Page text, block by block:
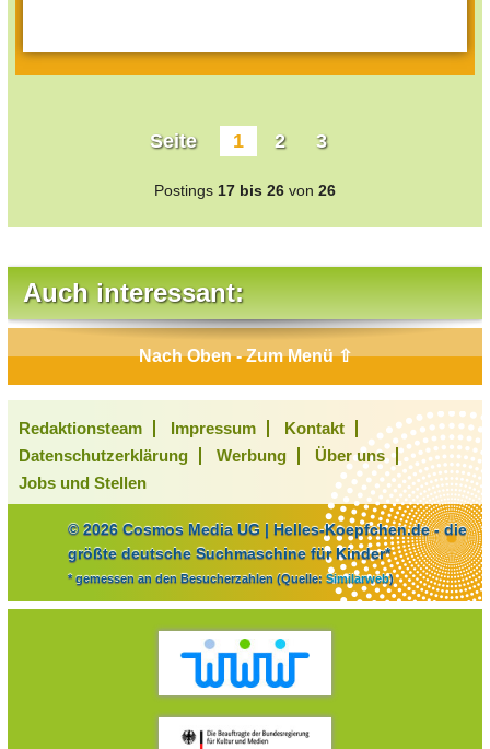
Seite 1 2 3
Postings 17 bis 26 von 26
Auch interessant:
Nach Oben - Zum Menü ⇧
Redaktionsteam Impressum
Kontakt
Datenschutzerklärung
Werbung
Über uns
Jobs und Stellen
© 2026 Cosmos Media UG | Helles-Koepfchen.de - die
größte deutsche Suchmaschine für Kinder*
* gemessen an den Besucherzahlen (Quelle: Similarweb)